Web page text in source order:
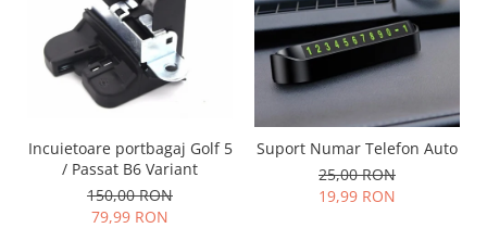
Incuietoare portbagaj Golf 5
/ Passat B6 Variant
150,00 RON
79,99 RON
Suport Numar Telefon Auto
25,00 RON
19,99 RON